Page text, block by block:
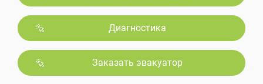
Диагностика
Заказать эвакуатор